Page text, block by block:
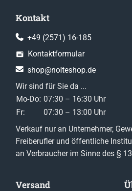
Kontakt
+49 (2571) 16-185
Kontaktformular
shop@nolteshop.de
Wir sind für Sie da ...
Mo-Do: 07:30 – 16:30 Uhr
Fr:
07:30 – 13:00 Uhr
Verkauf nur an Unternehmer,
Freiberufler und öffentliche
an Verbraucher im Sinne des §
Versand